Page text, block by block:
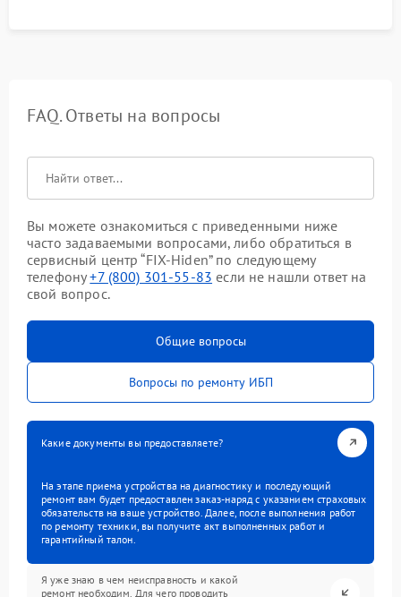
FAQ. Ответы на вопросы
Вы можете ознакомиться с приведенными ниже
часто задаваемыми вопросами, либо обратиться в
сервисный центр “FIX-Hiden” по следующему
телефону+7 (800) 301-55-83 если не нашли ответ на
свой вопрос.
Общие вопросы
Вопросы по ремонту ИБП
Какие документы вы предоставляете?
На этапе приема устройства на диагностику и последующий
ремонт вам будет предоставлен заказ-наряд с указанием страховых
обязательств на ваше устройство. Далее, после выполнения работ
по ремонту техники, вы получите акт выполненных работ и
гарантийный талон.
Я уже знаю в чем неисправность и какой
ремонт необходим. Для чего проводить